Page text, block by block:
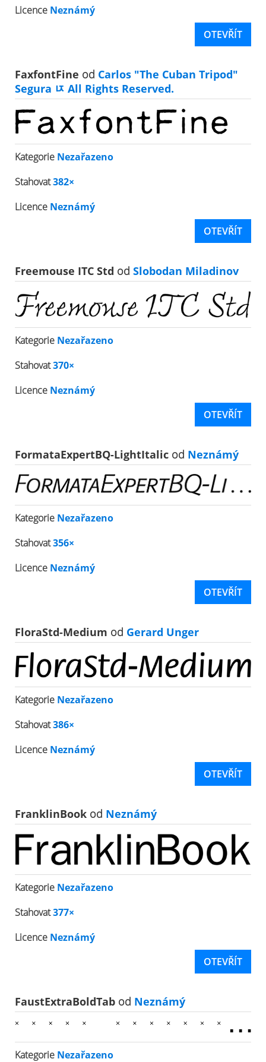
Licence Neznámý
OTEVŘÍT
FaxfontFine od Carlos "The Cuban Tripod"
Segura ﾥ All Rights Reserved.
Kategorie Nezařazeno
Stahovat382×
Licence Neznámý
OTEVŘÍT
Freemouse ITC Std od Slobodan Miladinov
Kategorie Nezařazeno
Stahovat370×
Licence Neznámý
OTEVŘÍT
FormataExpertBQ-LightItalic od Neznámý
Kategorie Nezařazeno
Stahovat356×
Licence Neznámý
OTEVŘÍT
FloraStd-Medium od Gerard Unger
Kategorie Nezařazeno
Stahovat386×
Licence Neznámý
OTEVŘÍT
FranklinBook od Neznámý
Kategorie Nezařazeno
Stahovat377×
Licence Neznámý
OTEVŘÍT
FaustExtraBoldTab od Neznámý
Kategorie Nezařazeno